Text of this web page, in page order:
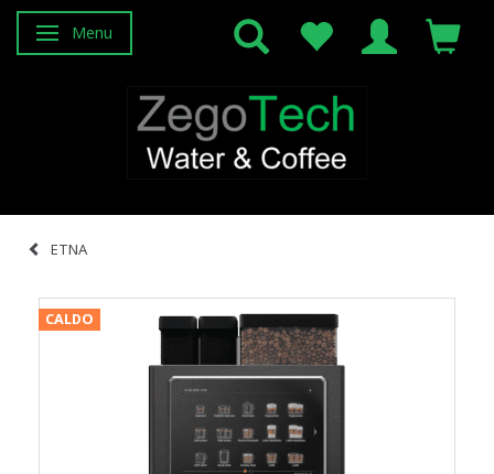
Attiva/disattiva navigazione
Menu
ETNA
CALDO